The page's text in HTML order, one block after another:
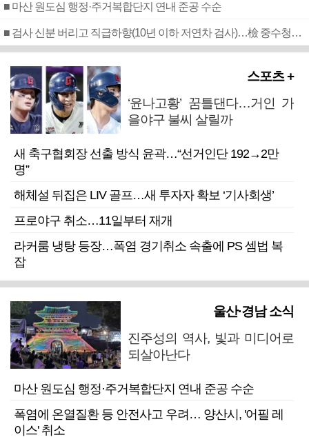
■ 마산 원도심 행정·주거복합단지 연내 준공 수순
■ 검사 신분 버리고 직급하향(10년 이하 저연차 검사)…檢 중수청행 기피
스포츠 +
‘윤나고황’ 꿈틀댄다…거인 가
을야구 불씨 살릴까
새 축구협회장 선출 방식 윤곽…“선거인단 192→2만
명”
해체설 뒤집은 LIV 골프…새 투자자 확보 ‘기사회생’
프로야구 취소…11일부터 재개
라커룸 냉탕 등장…폭염 경기취소 속출에 PS 셈법 복
잡
울산·경남 소식
진주성의 역사, 빛과 미디어로
되살아난다
마산 원도심 행정·주거복합단지 연내 준공 수순
폭염에 온열질환 등 안전사고 우려… 양산시, '어필 레
이스' 취소